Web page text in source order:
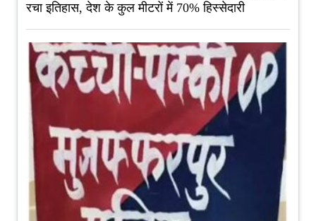
रचा इतिहास, देश के कुल मीटरों में 70% हिस्सेदारी